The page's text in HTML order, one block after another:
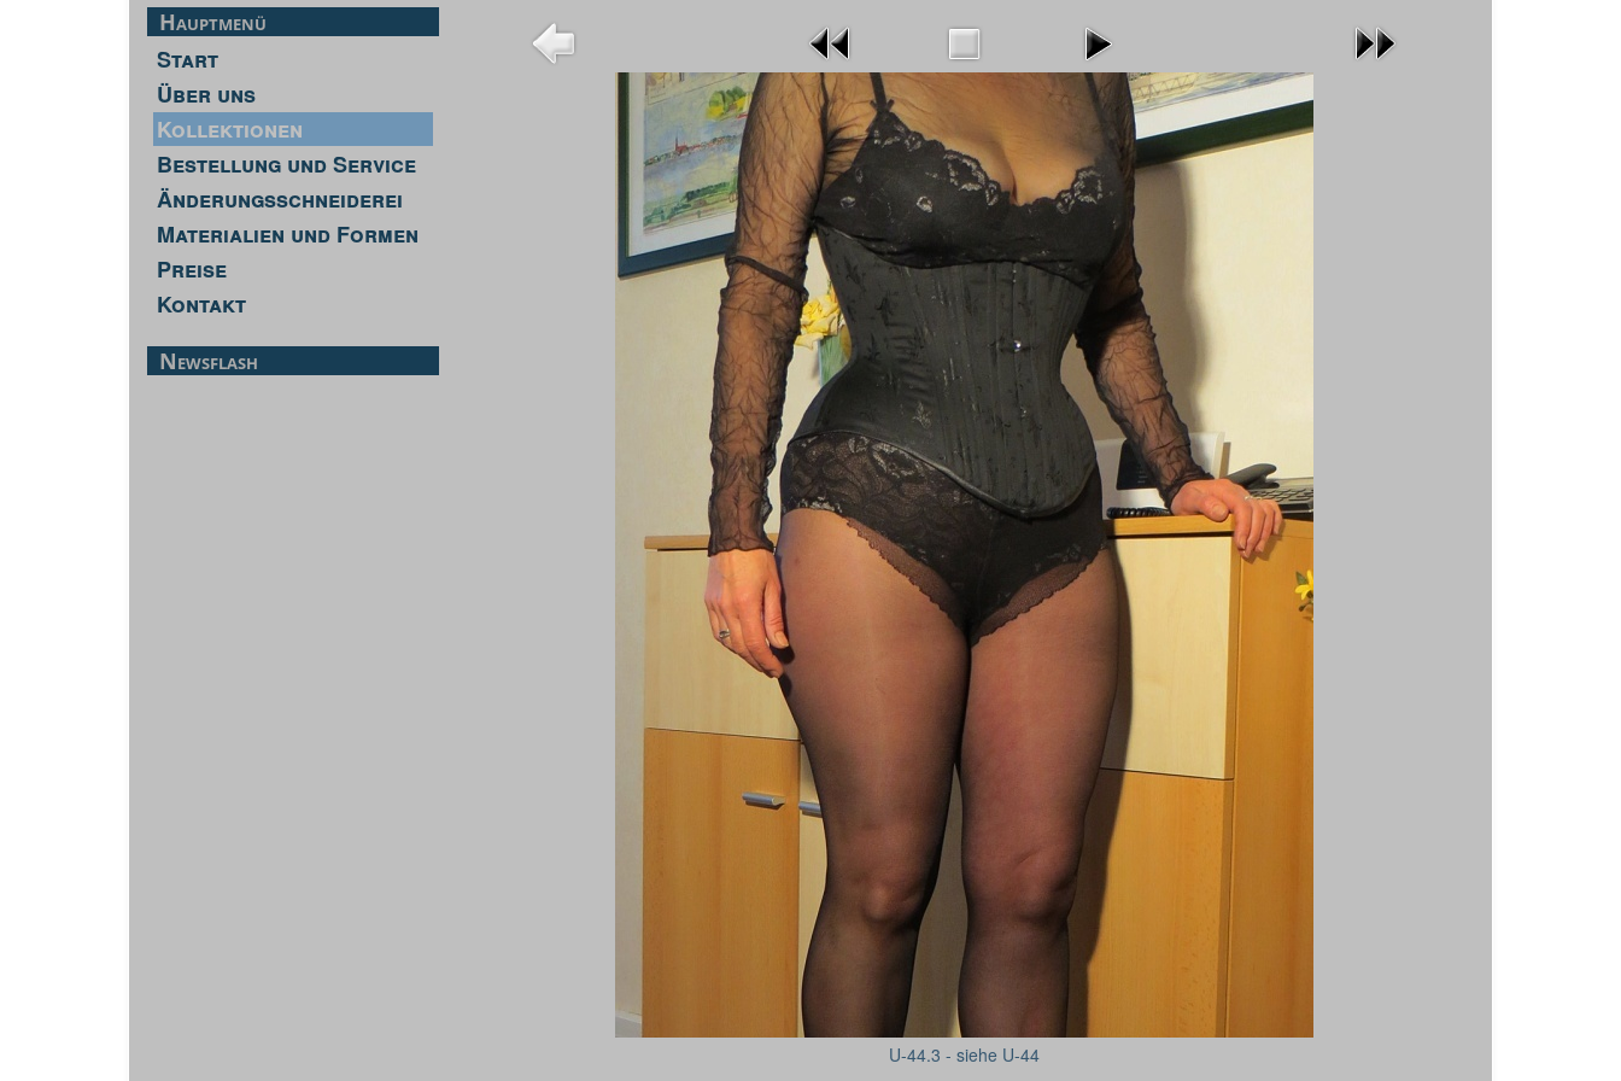
Hauptmenü
Start
Über uns
Kollektionen
Bestellung und Service
Änderungsschneiderei
Materialien und Formen
Preise
Kontakt
Newsflash
U-44.3 - siehe U-44